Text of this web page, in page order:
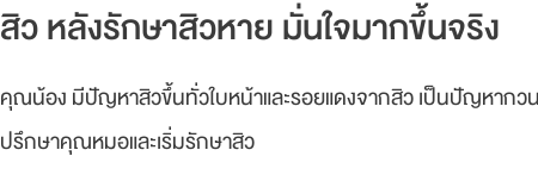
สิว หลังรักษาสิวหาย มั่นใจมากขึ้นจริง
คุณน้อง มีปัญหาสิวขึ้นทั่วใบหน้าและรอยแดงจากสิว เป็นปัญหากว
ปรึกษาคุณหมอและเริ่มรักษาสิว